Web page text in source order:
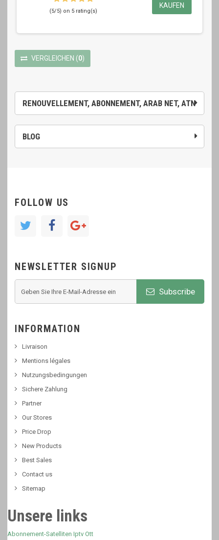
RENOUVELLEMENT, ABONNEMENT, ARAB NET, ATN
BLOG
(5/5) on 5 rating(s)
KAUFEN
VERGLEICHEN (0)
FOLLOW US
NEWSLETTER SIGNUP
Subscribe
INFORMATION
Livraison
Mentions légales
Nutzungsbedingungen
Sichere Zahlung
Partner
Our Stores
Price Drop
New Products
Best Sales
Contact us
Sitemap
Unsere links
Abonnement-Satelliten Iptv Ott